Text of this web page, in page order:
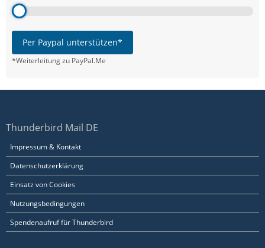
Per Paypal unterstützen*
*Weiterleitung zu PayPal.Me
Thunderbird Mail DE
Impressum & Kontakt
Datenschutzerklärung
Einsatz von Cookies
Nutzungsbedingungen
Spendenaufruf für Thunderbird